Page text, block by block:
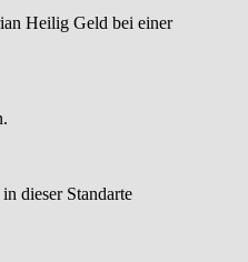
Heilig Geld bei einer
dieser Standarte